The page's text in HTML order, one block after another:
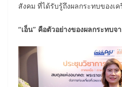
สังคม ที่ได้รับรู้ถึงผลกระทบของเ
“เอ็น” คือตัวอย่างของผลกระทบ